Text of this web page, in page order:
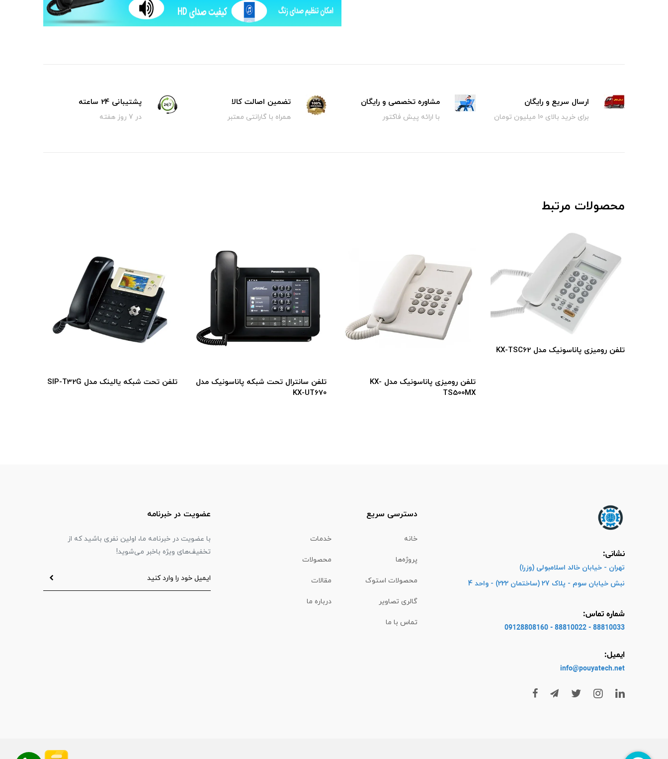
ارسال سریع و رایگان
برای خرید بالای 10 میلیون تومان
مشاوره تخصصی و رایگان
با ارائه پیش فاکتور
تضمین اصالت کالا
همراه با گارانتی معتبر
پشتیبانی 24 ساعته
در 7 روز هفته
محصولات مرتبط
تلفن رومیزی پاناسونیک مدل KX-TSC62
تلفن رومیزی پاناسونیک مدل KX-
TS500MX
تلفن سانترال تحت شبکه پاناسونیک مدل
KX-UT670
تلفن تحت شبکه یالینک مدل SIP-T32G
نشانی:
تهران - خیابان خالد اسلامبولی (وزرا)
نبش خیابان سوم - پلاک 27 (ساختمان 222) - واحد 4
شماره تماس:
88810033 - 88810022 - 09128808160
ایمیل:
info@pouyatech.net
دسترسی سریع
خانه خدمات
پروژه‌ها محصولات
محصولات استوک مقالات
گالری تصاویر درباره ما
تماس با ما
عضویت در خبرنامه
با عضویت در خبرنامه ما، اولین نفری باشید که از
تخفیف‌های ویژه باخبر می‌شوید!